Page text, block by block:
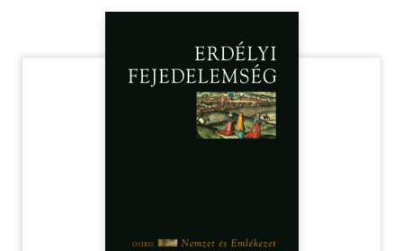
Gyermek- és ifjúsági
Tankönyv, segédkönyv